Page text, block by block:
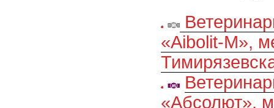
«Aibolit-M»,
«Абсолют»,